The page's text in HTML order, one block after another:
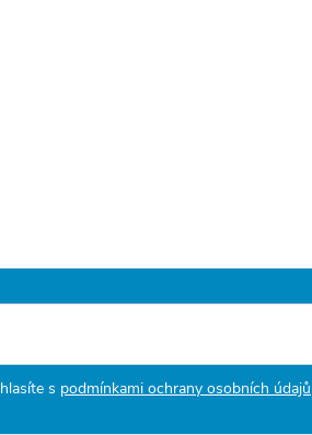
s podmínkami ochrany osobních údajů